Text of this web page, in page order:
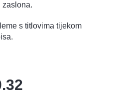
zaslona.
s titlovima tijekom